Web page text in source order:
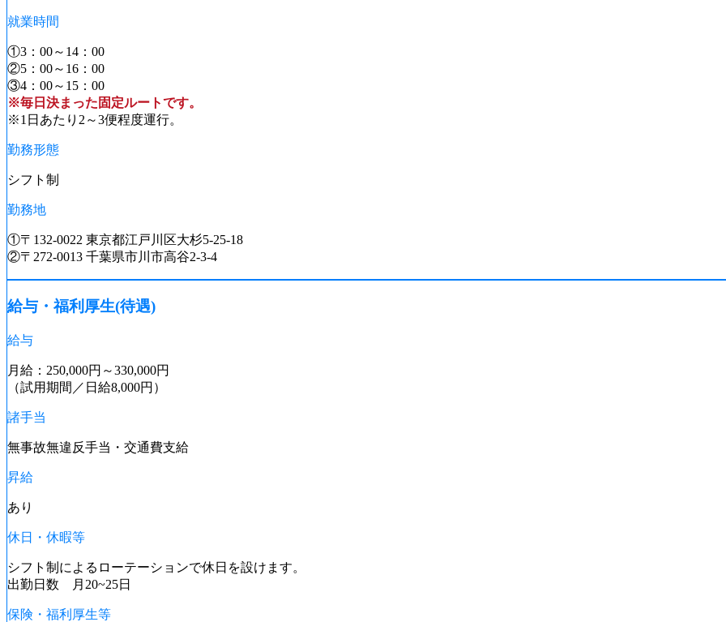
就業時間
①3：00～14：00
②5：00～16：00
③4：00～15：00
※毎日決まった固定ルートです。
※1日あたり2～3便程度運行。
勤務形態
シフト制
勤務地
①〒132-0022 東京都江戸川区大杉5-25-18
②〒272-0013 千葉県市川市高谷2-3-4
給与・福利厚生(待遇)
給与
月給：250,000円～330,000円
（試用期間／日給8,000円）
諸手当
無事故無違反手当・交通費支給
昇給
あり
休日・休暇等
シフト制によるローテーションで休日を設けます。
出勤日数 月20~25日
保険・福利厚生等